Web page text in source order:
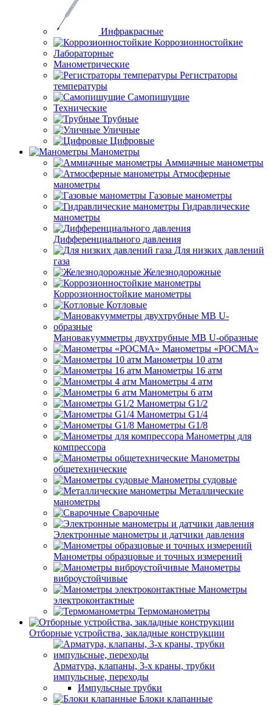
Инфракрасные
Коррозионностойкие
Лабораторные
Манометрические
Регистраторы
температуры
Самопишущие
Технические
Трубные
Уличные
Цифровые
Манометры
Аммиачные манометры
Атмосферные
манометры
Газовые манометры
Гидравлические
манометры
Дифференциального давления
Для низких давлений
газа
Железнодорожные
Коррозионностойкие манометры
Котловые
Мановакуумметры двухтрубные МВ U-образные
Манометры «РОСМА»
Манометры 10 атм
Манометры 16 атм
Манометры 4 атм
Манометры 6 атм
Манометры G1/2
Манометры G1/4
Манометры G1/8
Манометры для
компрессора
Манометры
общетехнические
Манометры судовые
Металлические
манометры
Сварочные
Электронные манометры и датчики давления
Манометры образцовые и точных измерений
Манометры
виброустойчивые
Манометры
электроконтактные
Термоманометры
Отборные устройства, закладные конструкции
Арматура, клапаны, 3-х краны, трубки
импульсные, переходы
Импульсные трубки
Блоки клапанные